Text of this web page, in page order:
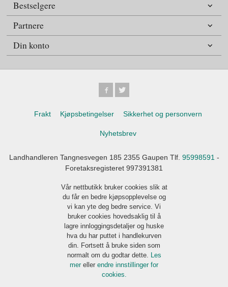
Bestselgere
Partnere
Din konto
Frakt Kjøpsbetingelser Sikkerhet og personvern
Nyhetsbrev
Landhandleren Tangnesvegen 185 2355 Gaupen Tlf. 95998591 -
Foretaksregisteret 997391381
Vår nettbutikk bruker cookies slik at
du får en bedre kjøpsopplevelse og
vi kan yte deg bedre service. Vi
bruker cookies hovedsaklig til å
lagre innloggingsdetaljer og huske
hva du har puttet i handlekurven
din. Fortsett å bruke siden som
normalt om du godtar dette. Les
mer eller endre innstillinger for
cookies.